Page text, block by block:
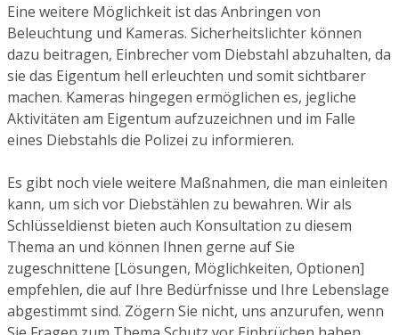
Eine weitere Möglichkeit ist das Anbringen von
Beleuchtung und Kameras. Sicherheitslichter können
dazu beitragen, Einbrecher vom Diebstahl abzuhalten, da
sie das Eigentum hell erleuchten und somit sichtbarer
machen. Kameras hingegen ermöglichen es, jegliche
Aktivitäten am Eigentum aufzuzeichnen und im Falle
eines Diebstahls die Polizei zu informieren.
Es gibt noch viele weitere Maßnahmen, die man einleiten
kann, um sich vor Diebstählen zu bewahren. Wir als
Schlüsseldienst bieten auch Konsultation zu diesem
Thema an und können Ihnen gerne auf Sie
zugeschnittene [Lösungen, Möglichkeiten, Optionen]
empfehlen, die auf Ihre Bedürfnisse und Ihre Lebenslage
abgestimmt sind. Zögern Sie nicht, uns anzurufen, wenn